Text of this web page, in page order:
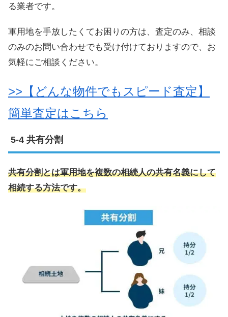
る業者です。
軍用地を手放したくてお困りの方は、査定のみ、相談
のみのお問い合わせでも受け付けておりますので、お
気軽にご相談ください。
>>【どんな物件でもスピード査定】
簡単査定はこちら
共有分割
共有分割とは軍用地を複数の相続人の共有名義にして
相続する方法です。